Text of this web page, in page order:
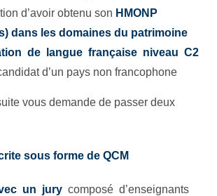
d’avoir obtenu son HMONP
dans les domaines du patrimoine
de langue française niveau C2
d’un pays non francophone
vous demande de passer deux
sous forme de QCM
un jury composé d’enseignants